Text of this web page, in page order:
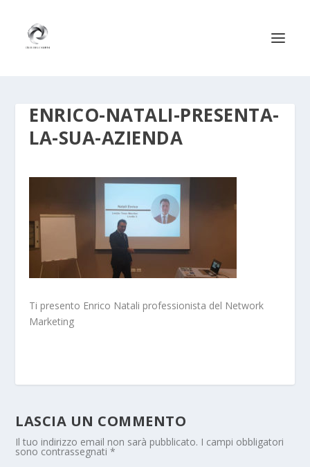
ENRICO-NATALI-PRESENTA-
LA-SUA-AZIENDA
Ti presento Enrico Natali professionista del Network
Marketing
LASCIA UN COMMENTO
Il tuo indirizzo email non sarà pubblicato. I campi obbligatori
sono contrassegnati*